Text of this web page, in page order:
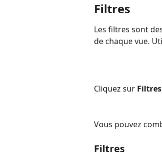
Filtres
Les filtres sont
de chaque vue.
Cliquez sur Filtres
Vous pouvez
Filtres